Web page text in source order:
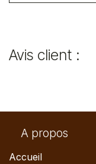
Avis client :
A propos
Accueil